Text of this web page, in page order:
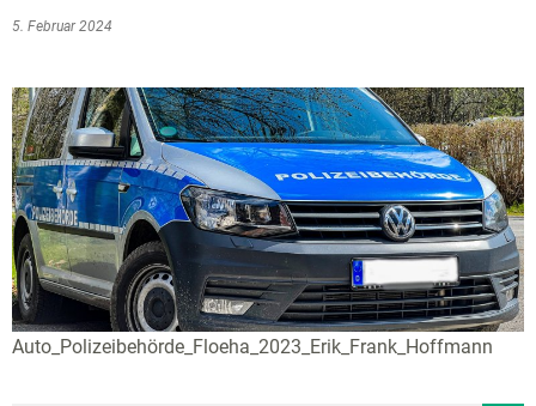
5. Februar 2024
Auto_Polizeibehörde_Floeha_2023_Erik_Frank_Hoffmann